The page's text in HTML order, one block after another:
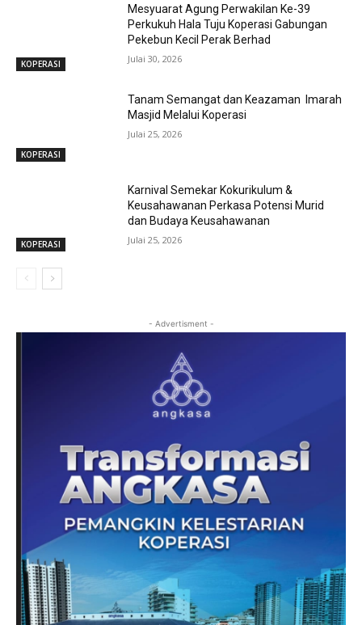
KOPERASI
Mesyuarat Agung Perwakilan Ke-39
Perkukuh Hala Tuju Koperasi Gabungan
Pekebun Kecil Perak Berhad
Julai 30, 2026
KOPERASI
Tanam Semangat dan Keazaman Imarah
Masjid Melalui Koperasi
Julai 25, 2026
KOPERASI
Karnival Semekar Kokurikulum &
Keusahawanan Perkasa Potensi Murid
dan Budaya Keusahawanan
Julai 25, 2026
- Advertisment -